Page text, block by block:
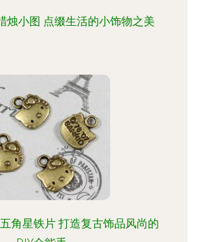
烛小图 点缀生活的小饰物之美
角星铁片 打造复古饰品风尚的